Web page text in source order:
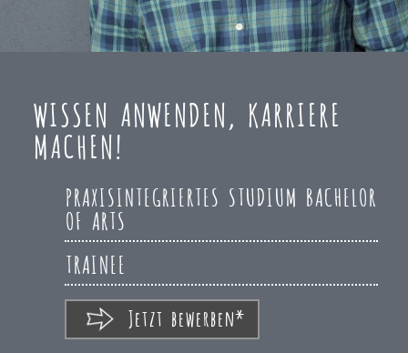
WISSEN ANWENDEN, KARRIERE
MACHEN!
PRAXISINTEGRIERTES STUDIUM BACHELOR
OF ARTS
TRAINEE
Jetzt bewerben*